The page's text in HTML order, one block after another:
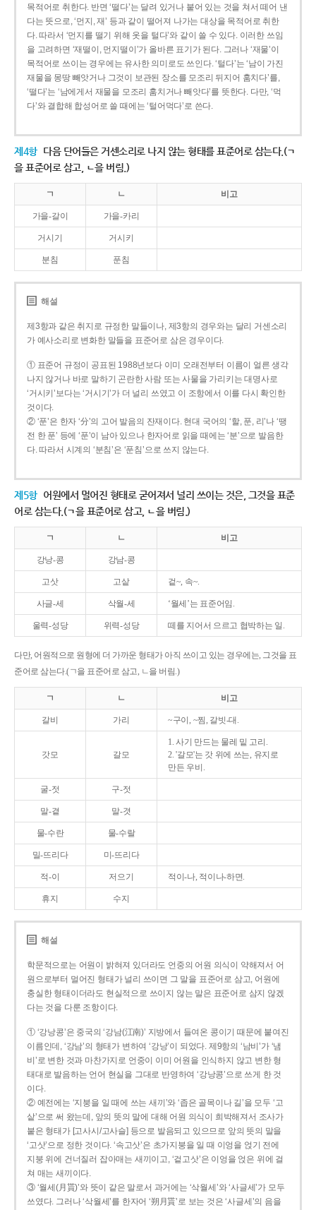
목적어로 취한다. 반면 ‘떨다’는 달려 있거나 붙어 있는 것을 쳐서 떼어 낸
다는 뜻으로, ‘먼지, 재’ 등과 같이 떨어져 나가는 대상을 목적어로 취한
다. 따라서 ‘먼지를 떨기 위해 옷을 털다’와 같이 쓸 수 있다. 이러한 쓰임
을 고려하면 ‘재떨이, 먼지떨이’가 올바른 표기가 된다. 그러나 ‘재물’이
목적어로 쓰이는 경우에는 유사한 의미로도 쓰인다. ‘털다’는 ‘남이 가진
재물을 몽땅 빼앗거나 그것이 보관된 장소를 모조리 뒤지어 훔치다’를,
‘떨다’는 ‘남에게서 재물을 모조리 훔치거나 빼앗다’를 뜻한다. 다만, ‘먹
다’와 결합해 합성어로 쓸 때에는 ‘털어먹다’로 쓴다.
제4항 다음 단어들은 거센소리로 나지 않는 형태를 표준어로 삼는다.(ㄱ
을 표준어로 삼고, ㄴ을 버림.)
ㄱ ㄴ 비고
가을-갈이 가을-카리
거시기 거시키
분침 푼침
해설
제3항과 같은 취지로 규정한 말들이나, 제3항의 경우와는 달리 거센소리
가 예사소리로 변화한 말들을 표준어로 삼은 경우이다.
① 표준어 규정이 공표된 1988년보다 이미 오래전부터 이름이 얼른 생각
나지 않거나 바로 말하기 곤란한 사람 또는 사물을 가리키는 대명사로
‘거시키’보다는 ‘거시기’가 더 널리 쓰였고 이 조항에서 이를 다시 확인한
것이다.
② ‘푼’은 한자 ‘分’의 고어 발음의 잔재이다. 현대 국어의 ‘할, 푼, 리’나 ‘땡
전 한 푼’ 등에 ‘푼’이 남아 있으나 한자어로 읽을 때에는 ‘분’으로 발음한
다. 따라서 시계의 ‘분침’은 ‘푼침’으로 쓰지 않는다.
제5항 어원에서 멀어진 형태로 굳어져서 널리 쓰이는 것은, 그것을 표준
어로 삼는다.(ㄱ을 표준어로 삼고, ㄴ을 버림.)
ㄱ ㄴ 비고
강낭-콩 강남-콩
고삿 고샅 겉~, 속~.
사글-세 삭월-세 ‘월세’는 표준어임.
울력-성당 위력-성당 떼를 지어서 으르고 협박하는 일.
다만, 어원적으로 원형에 더 가까운 형태가 아직 쓰이고 있는 경우에는, 그것을 표
준어로 삼는다.(ㄱ을 표준어로 삼고, ㄴ을 버림.)
ㄱ ㄴ 비고
갈비 가리 ~구이, ~찜, 갈빗-대.
갓모 갈모
1. 사기 만드는 물레 밑 고리.
2. '갈모'는 갓 위에 쓰는, 유지로
만든 우비.
굴-젓 구-젓
말-곁 말-겻
물-수란 물-수랄
밀-뜨리다 미-뜨리다
적-이 저으기 적이-나, 적이나-하면.
휴지 수지
해설
학문적으로는 어원이 밝혀져 있더라도 언중의 어원 의식이 약해져서 어
원으로부터 멀어진 형태가 널리 쓰이면 그 말을 표준어로 삼고, 어원에
충실한 형태이더라도 현실적으로 쓰이지 않는 말은 표준어로 삼지 않겠
다는 것을 다룬 조항이다.
① ‘강낭콩’은 중국의 ‘강남(江南)’ 지방에서 들여온 콩이기 때문에 붙여진
이름인데, ‘강남’의 형태가 변하여 ‘강낭’이 되었다. 제9항의 ‘남비’가 ‘냄
비’로 변한 것과 마찬가지로 언중이 이미 어원을 인식하지 않고 변한 형
태대로 발음하는 언어 현실을 그대로 반영하여 ‘강낭콩’으로 쓰게 한 것
이다.
② 예전에는 ‘지붕을 일 때에 쓰는 새끼’와 ‘좁은 골목이나 길’을 모두 ‘고
샅’으로 써 왔는데, 앞의 뜻의 말에 대해 어원 의식이 희박해져서 조사가
붙은 형태가 [고사시/고사슬] 등으로 발음되고 있으므로 앞의 뜻의 말을
‘고삿’으로 정한 것이다. ‘속고삿’은 초가지붕을 일 때 이엉을 얹기 전에
지붕 위에 건너질러 잡아매는 새끼이고, ‘겉고삿’은 이엉을 얹은 위에 걸
쳐 매는 새끼이다.
③ ‘월세(月貰)’와 뜻이 같은 말로서 과거에는 ‘삭월세’와 ‘사글세’가 모두
쓰였다. 그러나 ‘삭월세’를 한자어 ‘朔月貰’로 보는 것은 ‘사글세’의 음을